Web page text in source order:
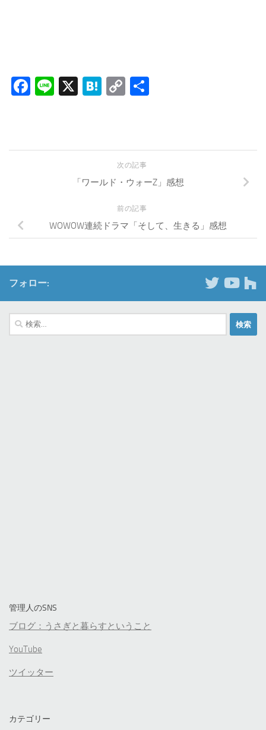
Facebook
Line X Hatena
Copy
次の記事
「ワールド・ウォーZ」感想
前の記事
WOWOW連続ドラマ「そして、生きる」感想
フォロー:
検
索:
管理人のSNS
ブログ：うさぎと暮らすということ
YouTube
ツイッター
カテゴリー